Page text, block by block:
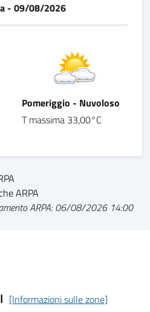
- 09/08/2026
Pomeriggio - Nuvoloso
T massima 33,00°C
ARPA
ARPA: 06/08/2026 14:00
I [Informazioni sulle zone]